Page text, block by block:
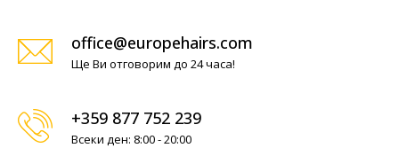
office@europehairs.com
Ще Ви отговорим до 24 часа!
+359 877 752 239
Всеки ден: 8:00 - 20:00